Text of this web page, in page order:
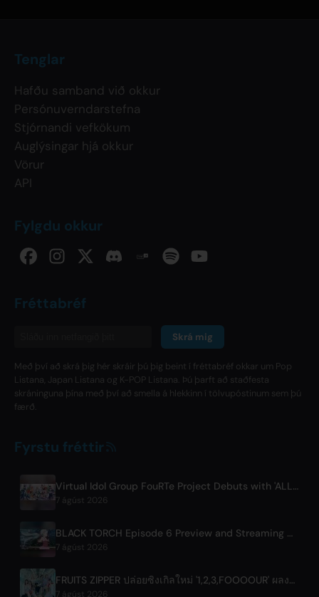
Tenglar
Hafðu samband við okkur
Persónuverndarstefna
Stjórnandi vefkökum
Auglýsingar hjá okkur
Vörur
API
Fylgdu okkur
Fréttabréf
Skrá mig
Með því að skrá þig hér skráir þú þig beint í fréttabréf okkar um Pop
Listana, Japan Listana og K-POP Listana. Þú þarft að staðfesta
skráninguna þína með því að smella á hlekkinn í tölvupóstinum sem þú
færð.
Fyrstu fréttir
Virtual Idol Group FouRTe Project Debuts with 'ALL IN' Album Produced by m-flo's ☆Taku Takahashi
7 ágúst 2026
BLACK TORCH Episode 6 Preview and Streaming Details
7 ágúst 2026
FRUITS ZIPPER ปล่อยซิงเกิลใหม่ '1,2,3,FOOOOUR' ผลงานร่วมกับโตบุระเวย์
7 ágúst 2026